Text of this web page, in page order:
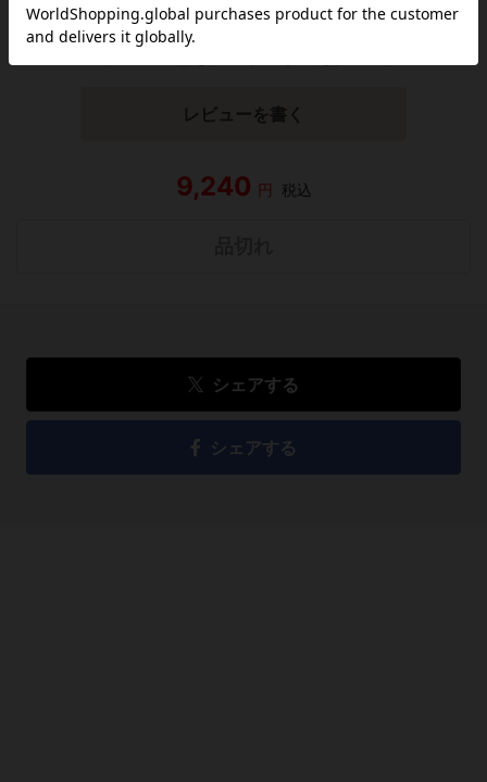
この作品にはまだレビューがありません。 今後読まれる
レビューを書く
9,240 円 税込
シェアする
シェアする